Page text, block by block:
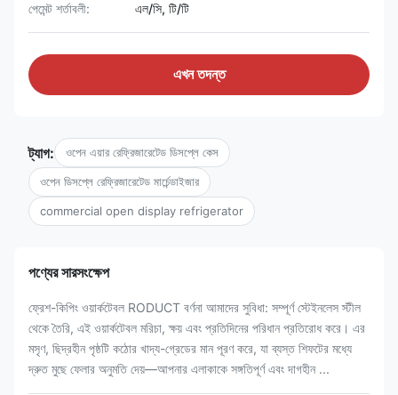
পেমেন্ট শর্তাবলী:
এল/সি, টি/টি
এখন তদন্ত
ট্যাগ: ওপেন এয়ার রেফ্রিজারেটেড ডিসপ্লে কেস
ওপেন ডিসপ্লে রেফ্রিজারেটেড মার্চেন্ডাইজার
commercial open display refrigerator
পণ্যের সারসংক্ষেপ
ফ্রেশ-কিপিং ওয়ার্কটেবল RODUCT বর্ণনা আমাদের সুবিধা: সম্পূর্ণ স্টেইনলেস স্টীল
থেকে তৈরি, এই ওয়ার্কটেবল মরিচা, ক্ষয় এবং প্রতিদিনের পরিধান প্রতিরোধ করে। এর
মসৃণ, ছিদ্রহীন পৃষ্ঠটি কঠোর খাদ্য-গ্রেডের মান পূরণ করে, যা ব্যস্ত শিফটের মধ্যে
দ্রুত মুছে ফেলার অনুমতি দেয়—আপনার এলাকাকে সঙ্গতিপূর্ণ এবং দাগহীন ...